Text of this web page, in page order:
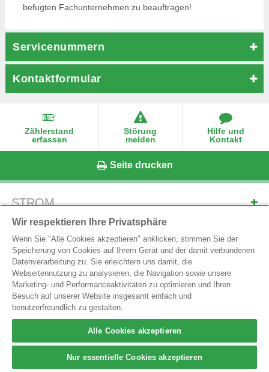
befugten Fachunternehmen zu beauftragen!
Servicenummern
Kontaktformular
Zählerstand
erfassen
Störung
melden
Hilfe und
Kontakt
Seite drucken
STROM
ERDGAS
ONLINE-SERVICES
MARKTPARTNER-SERVICES
LINZ NETZ GmbH
Wiener Straße 125, A-4021 Linz
E-Mail:office@linznetz.at
Tel.0732/3403-9050
Wir respektieren Ihre Privatsphäre
Wenn Sie "Alle Cookies akzeptieren" anklicken, stimmen Sie der
Speicherung von Cookies auf Ihrem Gerät und der damit verbundenen
Datenverarbeitung zu. Sie erleichtern uns damit, die
Webseitennutzung zu analysieren, die Navigation sowie unsere
Marketing- und Performanceaktivitäten zu optimieren und Ihren
Besuch auf unserer Website insgesamt einfach und
benutzerfreundlich zu gestalten.
Alle Cookies akzeptieren
Nur essentielle Cookies akzeptieren